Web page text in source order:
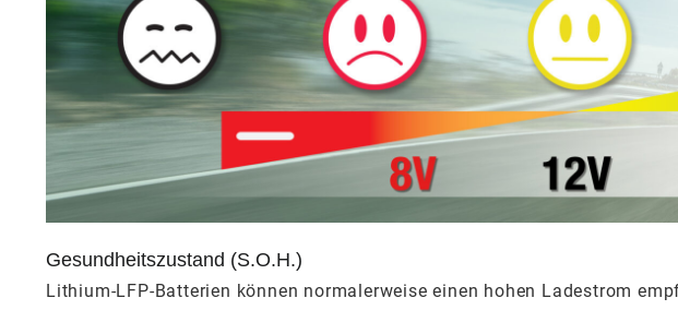
Gesundheitszustand (S.O.H.)
Lithium-LFP-Batterien können normalerweise einen hohen Ladestrom